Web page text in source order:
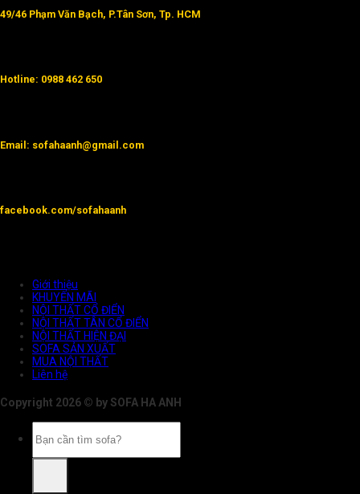
49/46 Phạm Văn Bạch, P.Tân Sơn, Tp. HCM
Hotline: 0988 462 650
Email: sofahaanh@gmail.com
facebook.com/sofahaanh
Giới thiệu
KHUYẾN MÃI
NỘI THẤT CỔ ĐIỂN
NỘI THẤT TÂN CỔ ĐIỂN
NỘI THẤT HIỆN ĐẠI
SOFA SẢN XUẤT
MUA NỘI THẤT
Liên hệ
Copyright 2026 © by SOFA HA ANH
kiếm: